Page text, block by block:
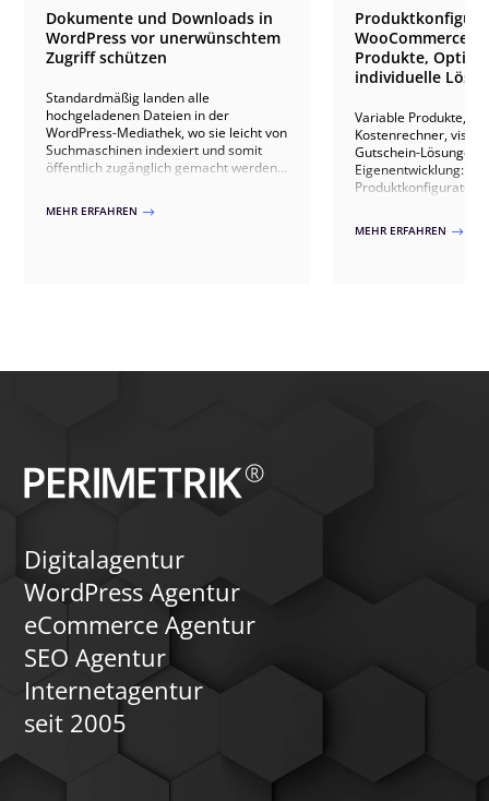
Dokumente und Downloads in
WordPress vor unerwünschtem
Zugriff schützen
Standardmäßig landen alle
hochgeladenen Dateien in der
WordPress-Mediathek, wo sie leicht von
Suchmaschinen indexiert und somit
öffentlich zugänglich gemacht werden
oder urheberrechtlich geschützte
MEHR ERFAHREN $
WooCommerce:
Produkte,
individuelle
Variable Produkte,
Kostenrechner,
Gutschein-Lösungen
Eigenentwicklung:
MEHR ERFAHREN $
Digitalagentur
WordPress Agentur
eCommerce Agentur
SEO Agentur
Internetagentur
seit 2005